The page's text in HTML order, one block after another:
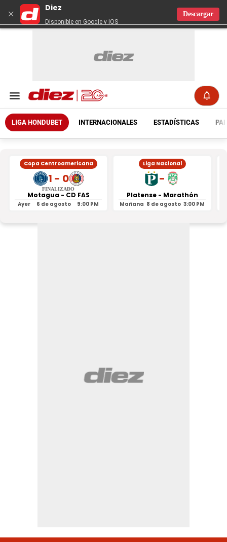
×
Diez
Disponible en Google y IOS
Descargar
LIGA HONDUBET INTERNACIONALES ESTADÍSTICAS
Copa Centroamericana
1 - 0
FINALIZADO
Motagua - CD FAS
Ayer 6 de agosto 9:00 PM
Liga Nacional
-
Platense - Marathón
Mañana 8 de agosto 3:00 PM